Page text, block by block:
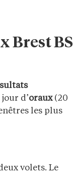
Brest BS
d’oraux(20
les plus
volets. Le